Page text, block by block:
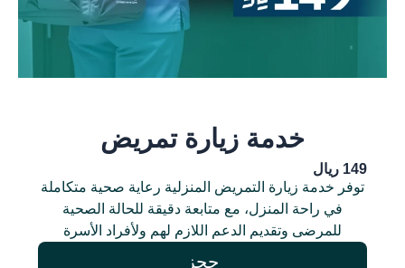
خدمة زيارة تمريض
149 ريال
توفر خدمة زيارة التمريض المنزلية رعاية صحية متكاملة
في راحة المنزل، مع متابعة دقيقة للحالة الصحية
للمرضى وتقديم الدعم اللازم لهم ولأفراد الأسرة
حجز